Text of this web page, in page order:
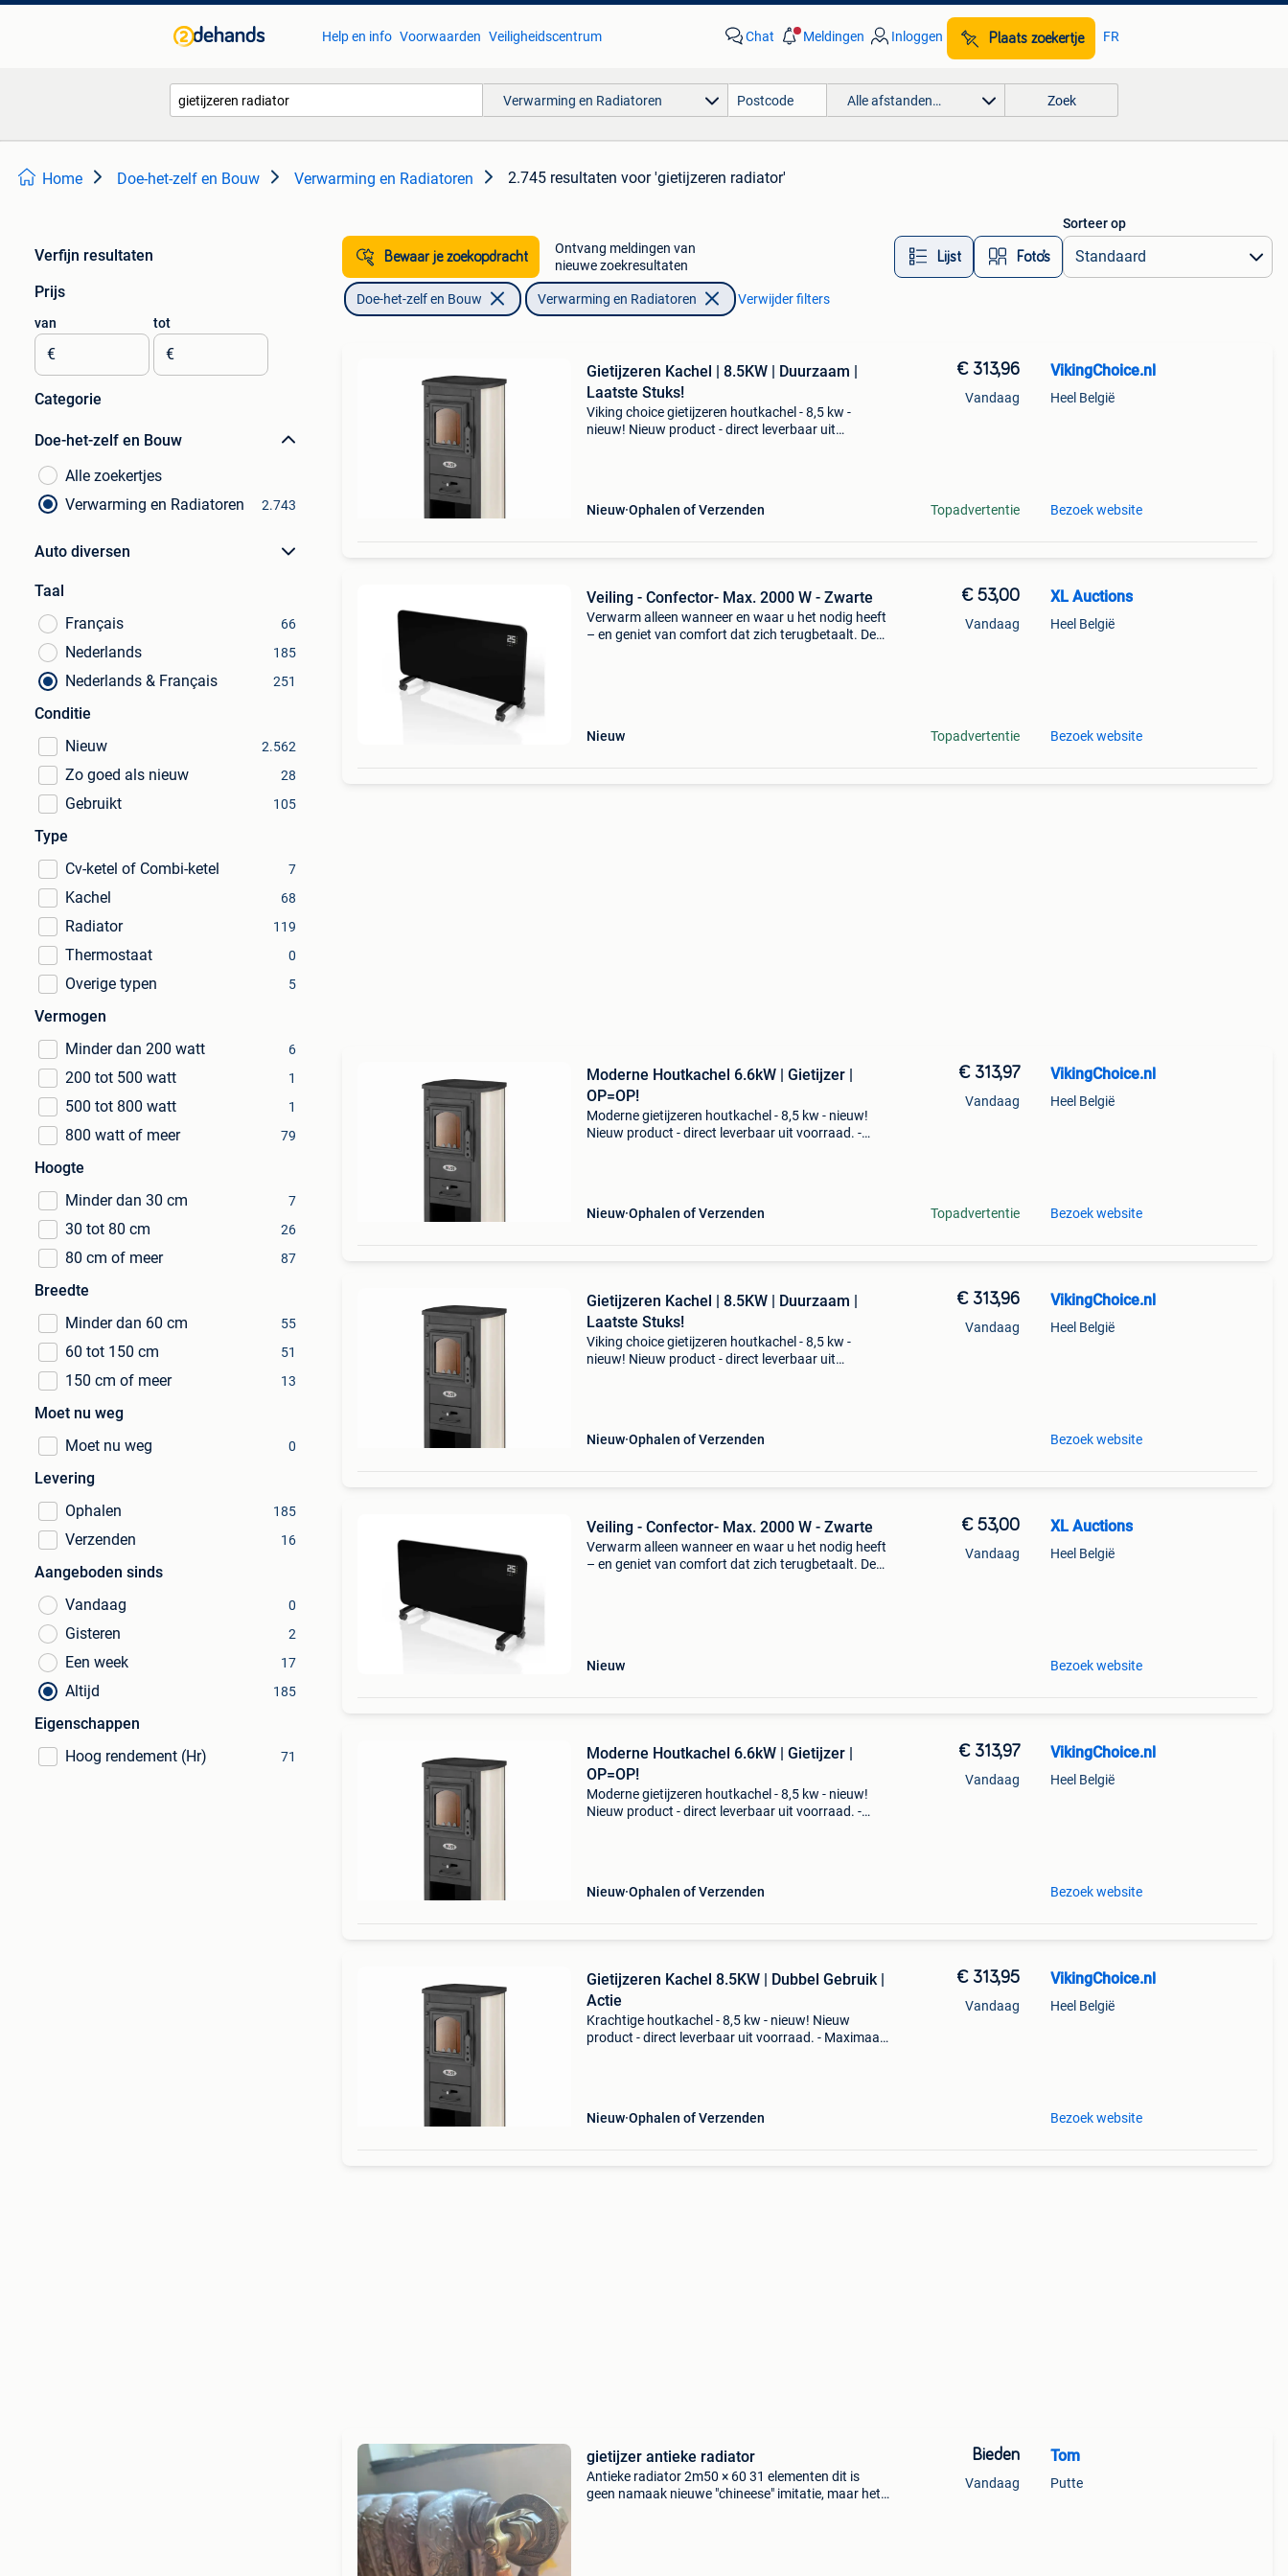
Help en info Voorwaarden Veiligheidscentrum Chat Meldingen Inloggen Plaats zoekertje FR
Verwarming en Radiatoren Alle afstanden… Zoek
Home Doe-het-zelf en Bouw Verwarming en Radiatoren 2.745 resultaten voor 'gietijzeren radiator'
Verfijn resultaten
Prijs
van
€
tot
€
Categorie
Doe-het-zelf en Bouw
Alle zoekertjes
Verwarming en Radiatoren
2.743
Auto diversen
Taal
Français
66
Nederlands 185
Nederlands & Français 251
Conditie
Nieuw
2.562
Zo goed als nieuw 28
Gebruikt 105
Type
Cv-ketel of Combi-ketel
7
Kachel 68
Radiator 119
Thermostaat 0
Overige typen 5
Vermogen
Minder dan 200 watt
6
200 tot 500 watt 1
500 tot 800 watt 1
800 watt of meer 79
Hoogte
Minder dan 30 cm
7
30 tot 80 cm 26
80 cm of meer 87
Breedte
Minder dan 60 cm
55
60 tot 150 cm 51
150 cm of meer 13
Moet nu weg
Moet nu weg
0
Levering
Ophalen
185
Verzenden 16
Aangeboden sinds
Vandaag
0
Gisteren 2
Een week 17
Altijd 185
Eigenschappen
Hoog rendement (Hr)
71
Bewaar je zoekopdracht
Ontvang meldingen van
nieuwe zoekresultaten
Lijst Foto’s
Sorteer op
Doe-het-zelf en Bouw Verwarming en Radiatoren Verwijder filters
Gietijzeren Kachel | 8.5KW | Duurzaam |
Laatste Stuks!
Viking choice gietijzeren houtkachel - 8,5 kw -
nieuw! Nieuw product - direct leverbaar uit
Nieuw Ophalen of Verzenden
€ 313,96
Vandaag
Topadvertentie
VikingChoice.nl
Heel België
Bezoek website
Veiling - Confector- Max. 2000 W - Zwarte
Verwarm alleen wanneer en waar u het nodig heeft
– en geniet van comfort dat zich terugbetaalt. De
Nieuw
€ 53,00
Vandaag
Topadvertentie
XL Auctions
Heel België
Bezoek website
Moderne Houtkachel 6.6kW | Gietijzer |
OP=OP!
Moderne gietijzeren houtkachel - 8,5 kw - nieuw!
Nieuw product - direct leverbaar uit voorraad. -
Nieuw Ophalen of Verzenden
€ 313,97
Vandaag
Topadvertentie
VikingChoice.nl
Heel België
Bezoek website
Gietijzeren Kachel | 8.5KW | Duurzaam |
Laatste Stuks!
Viking choice gietijzeren houtkachel - 8,5 kw -
nieuw! Nieuw product - direct leverbaar uit
Nieuw Ophalen of Verzenden
€ 313,96
Vandaag
VikingChoice.nl
Heel België
Bezoek website
Veiling - Confector- Max. 2000 W - Zwarte
Verwarm alleen wanneer en waar u het nodig heeft
– en geniet van comfort dat zich terugbetaalt. De
Nieuw
€ 53,00
Vandaag
XL Auctions
Heel België
Bezoek website
Moderne Houtkachel 6.6kW | Gietijzer |
OP=OP!
Moderne gietijzeren houtkachel - 8,5 kw - nieuw!
Nieuw product - direct leverbaar uit voorraad. -
Nieuw Ophalen of Verzenden
€ 313,97
Vandaag
VikingChoice.nl
Heel België
Bezoek website
Gietijzeren Kachel 8.5KW | Dubbel Gebruik |
Actie
Krachtige houtkachel - 8,5 kw - nieuw! Nieuw
product - direct leverbaar uit voorraad. - Maximaal
Nieuw Ophalen of Verzenden
€ 313,95
Vandaag
VikingChoice.nl
Heel België
Bezoek website
gietijzer antieke radiator
Antieke radiator 2m50 × 60 31 elementen dit is
geen namaak nieuwe "chineese" imitatie, maar het
Bieden
Vandaag
Tom
Putte